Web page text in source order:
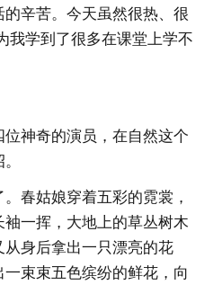
辛苦。今天虽然很热、很
我学到了很多在课堂上学不
神奇的演员，在自然这个
春姑娘穿着五彩的霓裳，
一挥，大地上的草丛树木
身后拿出一只漂亮的花
束束五色缤纷的鲜花，向